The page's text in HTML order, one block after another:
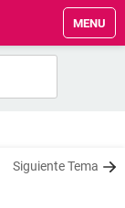
MENU
Siguiente Tema